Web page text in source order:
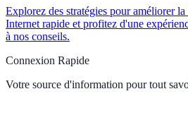
Explorez des stratégies pour améliorer
Internet rapide et profitez d'une
à nos conseils.
Connexion Rapide
Votre source d'information pour tout